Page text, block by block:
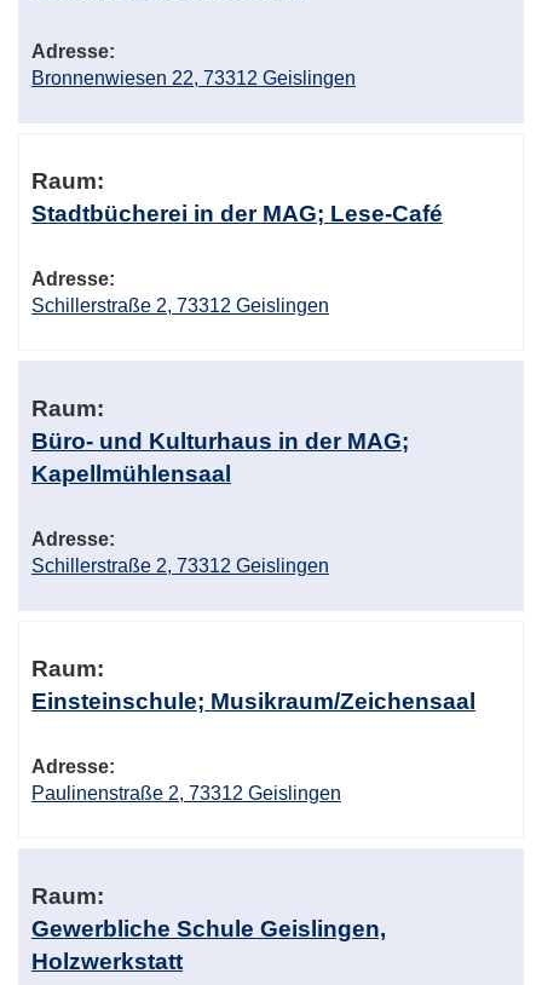
Adresse:
Bronnenwiesen 22, 73312 Geislingen
Raum:
Stadtbücherei in der MAG; Lese-Café
Adresse:
Schillerstraße 2, 73312 Geislingen
Raum:
Büro- und Kulturhaus in der MAG;
Kapellmühlensaal
Adresse:
Schillerstraße 2, 73312 Geislingen
Raum:
Einsteinschule; Musikraum/Zeichensaal
Adresse:
Paulinenstraße 2, 73312 Geislingen
Raum:
Gewerbliche Schule Geislingen,
Holzwerkstatt